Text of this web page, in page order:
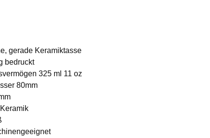
gerade Keramiktasse
bedruckt
325 ml 11 oz
80mm